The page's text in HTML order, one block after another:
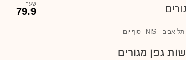
תל-אביב NIS סוף יום
שער
79.9
גפן מגורים